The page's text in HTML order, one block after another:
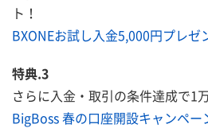
ト！
BXONEお試し入金5,000円プレゼ
特典.3
さらに入金・取引の条件達成で1
BigBoss 春の口座開設キャンペー